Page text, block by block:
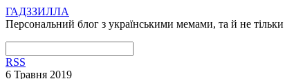
ГАДЗЗИЛЛА
Персональний блог з українськими мемами, та й не тільки
RSS
6 Травня 2019